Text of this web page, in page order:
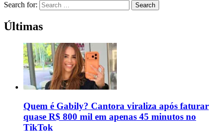
Search for:
Search
Últimas
Quem é Gabily? Cantora viraliza após faturar
quase R$ 800 mil em apenas 45 minutos no
TikTok